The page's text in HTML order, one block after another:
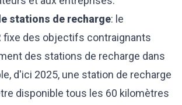
stations de recharge: le
fixe des objectifs contraignants
des stations de recharge dans
d'ici 2025, une station de recharge
disponible tous les 60 kilomètres